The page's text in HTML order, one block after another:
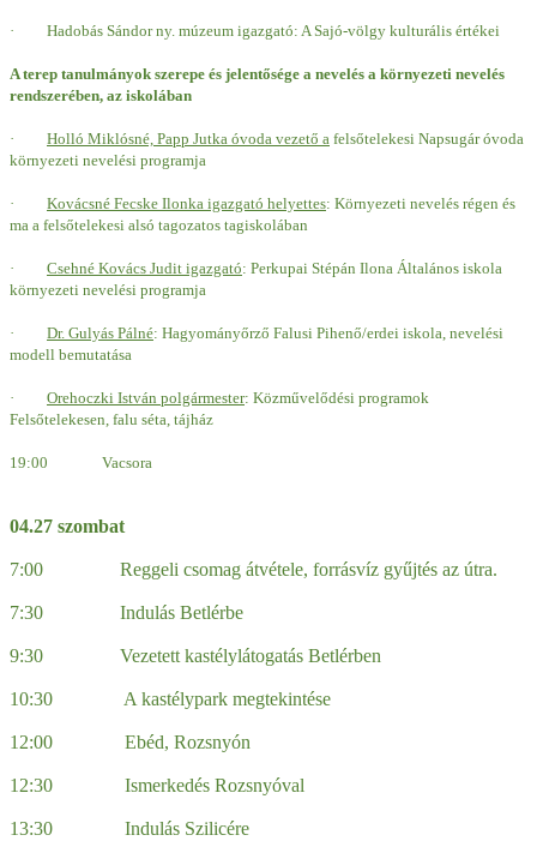
· Hadobás Sándor ny. múzeum igazgató: A Sajó-völgy kulturális értékei
A terep tanulmányok szerepe és jelentősége a nevelés a környezeti nevelés
rendszerében, az iskolában
· Holló Miklósné, Papp Jutka óvoda vezető a felsőtelekesi Napsugár óvoda
környezeti nevelési programja
· Kovácsné Fecske Ilonka igazgató helyettes: Környezeti nevelés régen és
ma a felsőtelekesi alsó tagozatos tagiskolában
· Csehné Kovács Judit igazgató: Perkupai Stépán Ilona Általános iskola
környezeti nevelési programja
· Dr. Gulyás Pálné: Hagyományőrző Falusi Pihenő/erdei iskola, nevelési
modell bemutatása
· Orehoczki István polgármester: Közművelődési programok
Felsőtelekesen, falu séta, tájház
19:00 Vacsora
04.27 szombat
7:00 Reggeli csomag átvétele, forrásvíz gyűjtés az útra.
7:30 Indulás Betlérbe
9:30 Vezetett kastélylátogatás Betlérben
10:30 A kastélypark megtekintése
12:00 Ebéd, Rozsnyón
12:30 Ismerkedés Rozsnyóval
13:30 Indulás Szilicére